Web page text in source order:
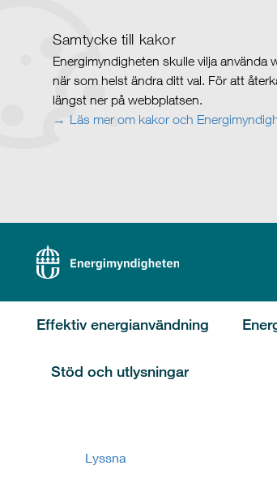
Samtycke till kakor
Energimyndigheten skulle vilja
när som helst ändra ditt val. För att
längst ner på webbplatsen.
Läs mer om kakor och
Effektiv energianvändning
Stöd och utlysningar
Lyssna